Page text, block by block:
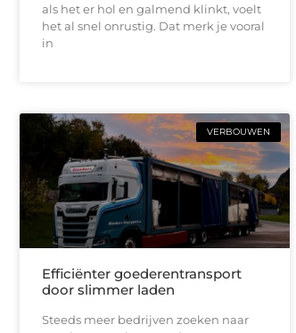
als het er hol en galmend klinkt, voelt
het al snel onrustig. Dat merk je vooral
in
VERBOUWEN
Efficiënter goederentransport
door slimmer laden
Steeds meer bedrijven zoeken naar